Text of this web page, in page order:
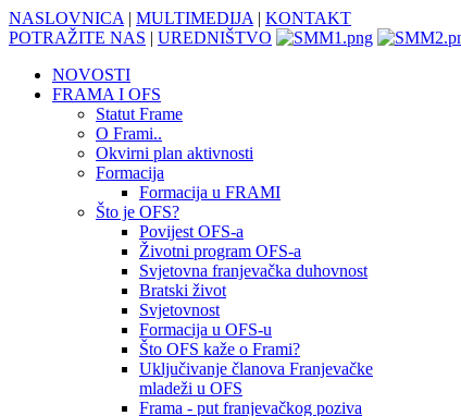
NASLOVNICA | MULTIMEDIJA | KONTAKT
POTRAŽITE NAS | UREDNIŠTVO
NOVOSTI
FRAMA I OFS
Statut Frame
O Frami..
Okvirni plan aktivnosti
Formacija
Formacija u FRAMI
Što je OFS?
Povijest OFS-a
Životni program OFS-a
Svjetovna franjevačka duhovnost
Bratski život
Svjetovnost
Formacija u OFS-u
Što OFS kaže o Frami?
Uključivanje članova Franjevačke
mladeži u OFS
Frama - put franjevačkog poziva